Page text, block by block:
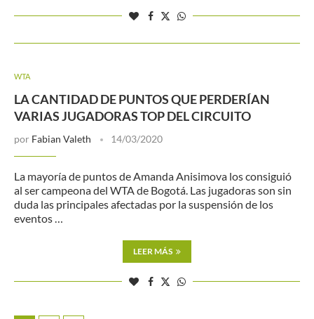
WTA
LA CANTIDAD DE PUNTOS QUE PERDERÍAN
VARIAS JUGADORAS TOP DEL CIRCUITO
por Fabian Valeth 14/03/2020
La mayoría de puntos de Amanda Anisimova los consiguió
al ser campeona del WTA de Bogotá. Las jugadoras son sin
duda las principales afectadas por la suspensión de los
eventos …
LEER MÁS